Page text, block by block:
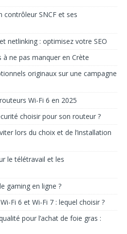
contrôleur SNCF et ses
netlinking : optimisez votre SEO
ne pas manquer en Crète
originaux sur une campagne
Wi-Fi 6 en 2025
choisir pour son routeur ?
lors du choix et de l’installation
le télétravail et les
gaming en ligne ?
Fi 6 et Wi-Fi 7 : lequel choisir ?
pour l’achat de foie gras :